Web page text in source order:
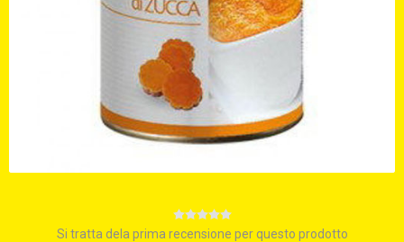
Si tratta dela prima recensione per questo prodotto